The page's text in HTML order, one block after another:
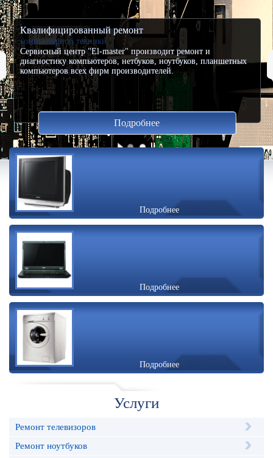
Квалифицированный ремонт
компьютерной техники
Сервисный центр "El-master" производит ремонт и
диагностику компьютеров, нетбуков, ноутбуков, планшетных
компьютеров всех фирм производителей.
Подробнее
Подробнее
Подробнее
Подробнее
Услуги
Ремонт телевизоров
Ремонт ноутбуков